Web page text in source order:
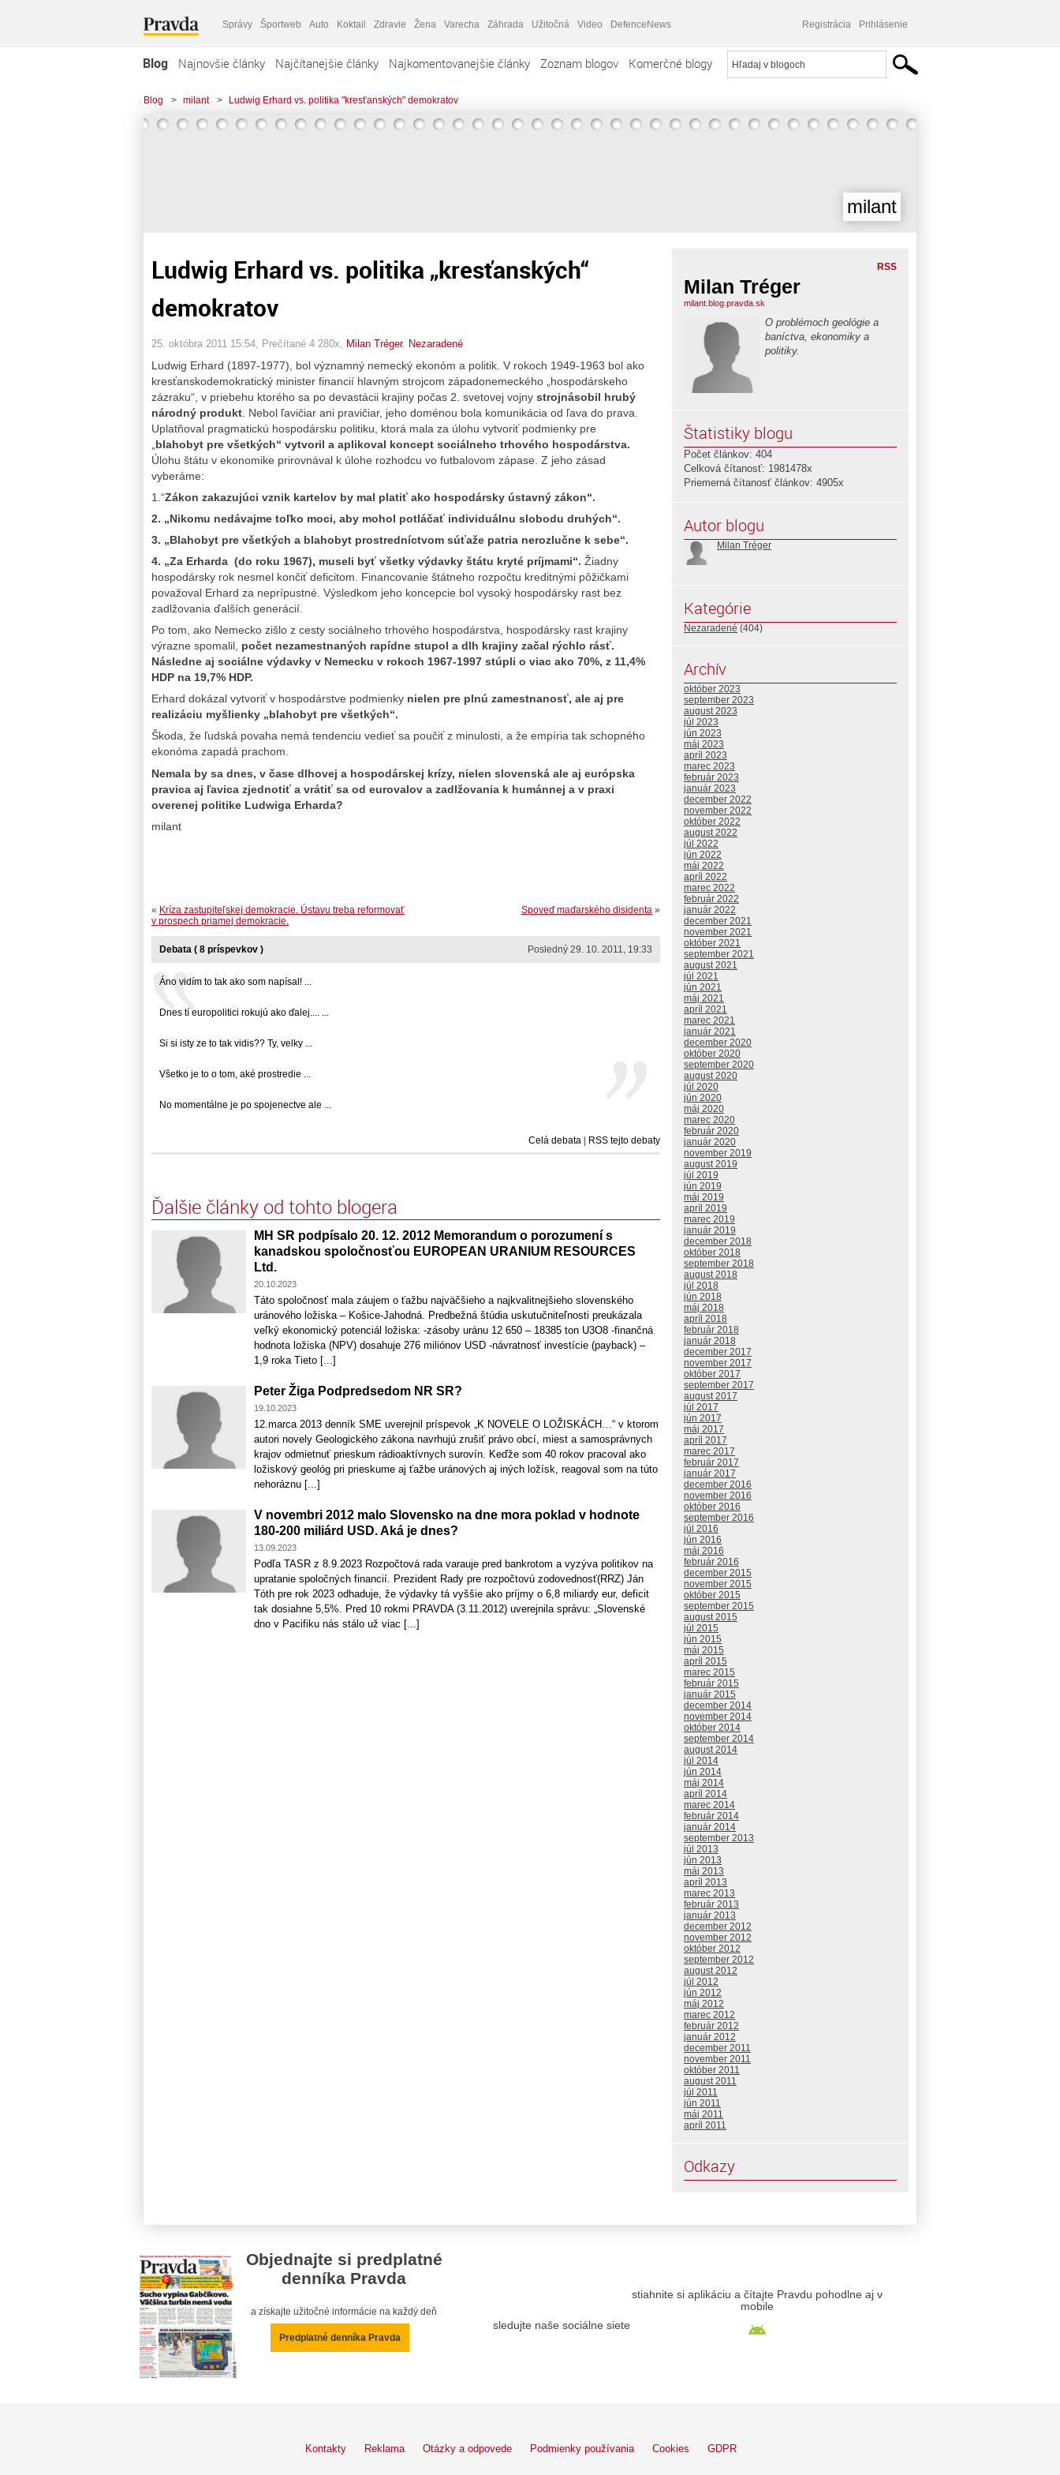
Správy Športweb Auto Koktail Zdravie Žena Varecha Záhrada Užitočná Video DefenceNews Registrácia Prihlásenie
Blog Najnovšie články Najčítanejšie články Najkomentovanejšie články Zoznam blogov Komerčné blogy
Blog > milant > Ludwig Erhard vs. politika "kresťanských" demokratov
milant
Ludwig Erhard vs. politika „kresťanských“
demokratov
25. októbra 2011 15:54 , Prečítané 4 280x, Milan Tréger, Nezaradené
Ludwig Erhard (1897-1977), bol významný nemecký ekonóm a politik. V rokoch 1949-1963 bol ako
kresťanskodemokratický minister financií hlavným strojcom západonemeckého „hospodárskeho
zázraku“, v priebehu ktorého sa po devastácii krajiny počas 2. svetovej vojny strojnásobil hrubý
národný produkt . Nebol ľavičiar ani pravičiar, jeho doménou bola komunikácia od ľava do prava.
Uplatňoval pragmatickú hospodársku politiku, ktorá mala za úlohu vytvoriť podmienky pre
blahobyt pre všetkých“ vytvoril a aplikoval koncept sociálneho trhového hospodárstva.
Úlohu štátu v ekonomike prirovnával k úlohe rozhodcu vo futbalovom zápase. Z jeho zásad
vyberáme:
1.“Zákon zakazujúci vznik kartelov by mal platiť ako hospodársky ústavný zákon“.
2. „Nikomu nedávajme toľko moci, aby mohol potláčať individuálnu slobodu druhých“.
3. „Blahobyt pre všetkých a blahobyt prostredníctvom súťaže patria nerozlučne k sebe“.
4. „Za Erharda (do roku 1967), museli byť všetky výdavky štátu kryté príjmami“. Žiadny
hospodársky rok nesmel končiť deficitom. Financovanie štátneho rozpočtu kreditnými pôžičkami
považoval Erhard za neprípustné. Výsledkom jeho koncepcie bol vysoký hospodársky rast bez
zadlžovania ďalších generácií.
Po tom, ako Nemecko zišlo z cesty sociálneho trhového hospodárstva, hospodársky rast krajiny
výrazne spomalil, počet nezamestnaných rapídne stupol a dlh krajiny začal rýchlo rásť.
Následne aj sociálne výdavky v Nemecku v rokoch 1967-1997 stúpli o viac ako 70%, z 11,4%
HDP na 19,7% HDP.
Erhard dokázal vytvoriť v hospodárstve podmienky nielen pre plnú zamestnanosť, ale aj pre
realizáciu myšlienky „blahobyt pre všetkých“.
Škoda, že ľudská povaha nemá tendenciu vedieť sa poučiť z minulosti, a že empíria tak schopného
ekonóma zapadá prachom.
Nemala by sa dnes, v čase dlhovej a hospodárskej krízy, nielen slovenská ale aj európska
pravica aj ľavica zjednotiť a vrátiť sa od eurovalov a zadlžovania k humánnej a v praxi
overenej politike Ludwiga Erharda?
milant
Spoveď maďarského disidenta »
« Kríza zastupiteľskej demokracie. Ústavu treba reformovať
v prospech priamej demokracie.
Posledný 29. 10. 2011, 19:33
Debata ( 8 príspevkov )
Áno vidím to tak ako som napísal! ...
Dnes tí europolitici rokujú ako ďalej.... ...
Si si isty ze to tak vidis?? Ty, velky ...
Všetko je to o tom, aké prostredie ...
No momentálne je po spojenectve ale ...
Celá debata RSS tejto debaty
Ďalšie články od tohto blogera
MH SR podpísalo 20. 12. 2012 Memorandum o porozumení s
kanadskou spoločnosťou EUROPEAN URANIUM RESOURCES
Ltd.
20.10.2023
Táto spoločnosť mala záujem o ťažbu najväčšieho a najkvalitnejšieho slovenského
uránového ložiska – Košice-Jahodná. Predbežná štúdia uskutučniteľnosti preukázala
veľký ekonomický potenciál ložiska: -zásoby uránu 12 650 – 18385 ton U3O8 -finančná
hodnota ložiska (NPV) dosahuje 276 miliónov USD -návratnosť investície (payback) –
1,9 roka Tieto [...]
Peter Žiga Podpredsedom NR SR?
19.10.2023
12.marca 2013 denník SME uverejnil príspevok „K NOVELE O LOŽISKÁCH…“ v ktorom
autori novely Geologického zákona navrhujú zrušiť právo obcí, miest a samosprávnych
krajov odmietnuť prieskum rádioaktívnych surovín. Keďže som 40 rokov pracoval ako
ložiskový geológ pri prieskume aj ťažbe uránových aj iných ložísk, reagoval som na túto
nehoráznu [...]
V novembri 2012 malo Slovensko na dne mora poklad v hodnote
180-200 miliárd USD. Aká je dnes?
13.09.2023
Podľa TASR z 8.9.2023 Rozpočtová rada varauje pred bankrotom a vyzýva politikov na
upratanie spoločných financií. Prezident Rady pre rozpočtovú zodovednosť(RRZ) Ján
Tóth pre rok 2023 odhaduje, že výdavky tá vyššie ako príjmy o 6,8 miliardy eur, deficit
tak dosiahne 5,5%. Pred 10 rokmi PRAVDA (3.11.2012) uverejnila správu: „Slovenské
dno v Pacifiku nás stálo už viac [...]
RSS
Milan Tréger
milant.blog.pravda.sk
O problémoch geológie a
baníctva, ekonomiky a
politiky.
Štatistiky blogu
Počet článkov: 404
Celková čítanosť: 1981478x
Priemerná čítanosť článkov: 4905x
Autor blogu
Milan Tréger
Kategórie
Nezaradené (404)
Archív
október 2023
september 2023
august 2023
júl 2023
jún 2023
máj 2023
apríl 2023
marec 2023
február 2023
január 2023
december 2022
november 2022
október 2022
august 2022
júl 2022
jún 2022
máj 2022
apríl 2022
marec 2022
február 2022
január 2022
december 2021
november 2021
október 2021
september 2021
august 2021
júl 2021
jún 2021
máj 2021
apríl 2021
marec 2021
január 2021
december 2020
október 2020
september 2020
august 2020
júl 2020
jún 2020
máj 2020
marec 2020
február 2020
január 2020
november 2019
august 2019
júl 2019
jún 2019
máj 2019
apríl 2019
marec 2019
január 2019
december 2018
október 2018
september 2018
august 2018
júl 2018
jún 2018
máj 2018
apríl 2018
február 2018
január 2018
december 2017
november 2017
október 2017
september 2017
august 2017
júl 2017
jún 2017
máj 2017
apríl 2017
marec 2017
február 2017
január 2017
december 2016
november 2016
október 2016
september 2016
júl 2016
jún 2016
máj 2016
február 2016
december 2015
november 2015
október 2015
september 2015
august 2015
júl 2015
jún 2015
máj 2015
apríl 2015
marec 2015
február 2015
január 2015
december 2014
november 2014
október 2014
september 2014
august 2014
júl 2014
jún 2014
máj 2014
apríl 2014
marec 2014
február 2014
január 2014
september 2013
júl 2013
jún 2013
máj 2013
apríl 2013
marec 2013
február 2013
január 2013
december 2012
november 2012
október 2012
september 2012
august 2012
júl 2012
jún 2012
máj 2012
marec 2012
február 2012
január 2012
december 2011
november 2011
október 2011
august 2011
júl 2011
jún 2011
máj 2011
apríl 2011
Odkazy
Objednajte si predplatné
denníka Pravda
a získajte užitočné informácie na každý deň
Predplatné denníka Pravda
sledujte naše sociálne siete
stiahnite si aplikáciu a čítajte Pravdu pohodlne aj v
mobile
Kontakty Reklama Otázky a odpovede Podmienky používania Cookies GDPR